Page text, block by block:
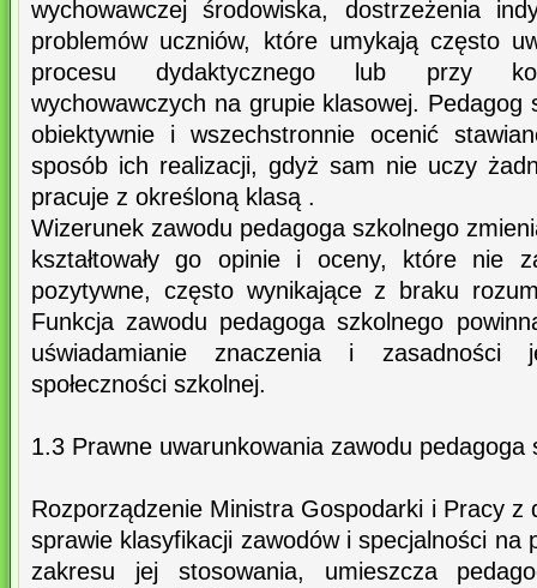
wychowawczej środowiska, dostrzeżenia
problemów uczniów, które umykają często
procesu dydaktycznego lub przy
wychowawczych na grupie klasowej. Pedagog
obiektywnie i wszechstronnie ocenić
sposób ich realizacji, gdyż sam nie uczy
pracuje z określoną klasą .
Wizerunek zawodu pedagoga szkolnego
kształtowały go opinie i oceny, które nie
pozytywne, często wynikające z braku
Funkcja zawodu pedagoga szkolnego
uświadamianie znaczenia i zasadności
społeczności szkolnej.
1.3 Prawne uwarunkowania zawodu pedagoga
Rozporządzenie Ministra Gospodarki i Pracy z
sprawie klasyfikacji zawodów i specjalności na
zakresu jej stosowania, umieszcza